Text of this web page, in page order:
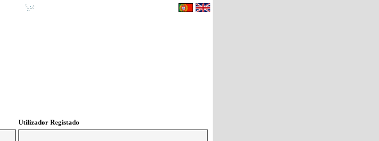
Utilizador Registado